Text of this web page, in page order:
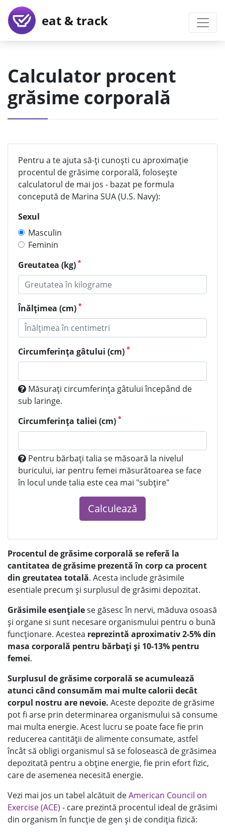
eat & track
Calculator procent
grăsime corporală
Pentru a te ajuta să-ți cunoști cu aproximație
procentul de grăsime corporală, folosește
calculatorul de mai jos - bazat pe formula
concepută de Marina SUA (U.S. Navy):
Sexul
Masculin
Feminin
Greutatea (kg) *
Înălțimea (cm) *
Circumferința gâtului (cm) *
Măsurați circumferința gâtului începând de
sub laringe.
Circumferința taliei (cm) *
Pentru bărbați talia se măsoară la nivelul
buricului, iar pentru femei măsurătoarea se face
în locul unde talia este cea mai "subțire"
Calculează
Procentul de grăsime corporală se referă la
cantitatea de grăsime prezentă în corp ca procent
din greutatea totală. Acesta include grăsimile
esentiale precum și surplusul de grăsimi depozitat.
Grăsimile esențialese găsesc în nervi, măduva osoasă
și organe si sunt necesare organismului pentru o bună
funcționare. Acestea reprezintă aproximativ 2-5% din
masa corporală pentru bărbați și 10-13% pentru
femei.
Surplusul de grăsime corporală se acumulează
atunci când consumăm mai multe calorii decât
corpul nostru are nevoie. Aceste depozite de grăsime
pot fi arse prin determinarea organismului să consume
mai multa energie. Acest lucru se poate face fie prin
reducerea cantității de alimente consumate, astfel
încât să obligi organismul să se folosească de grăsimea
depozitată pentru a obține energie, fie prin efort fizic,
care de asemenea necesită energie.
Vezi mai jos un tabel alcătuit deAmerican Council on
Exercise (ACE) - care prezintă procentul ideal de grăsimi
din organism în funcție de gen și de condiția fizică: